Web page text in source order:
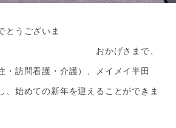
とうございま
げさまで、
・訪問看護・介護）、メイメイ半田
、始めての新年を迎えることができま